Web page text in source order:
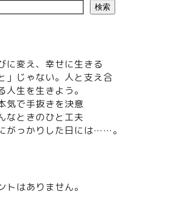
検索
に変え、幸せに生きる
」じゃない。人と支え合
人生を生きよう。
気で手抜きを決意
なときのひと工夫
がっかりした日には……。
トはありません。